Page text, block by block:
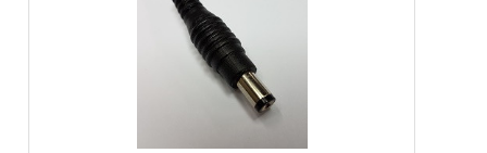
SISTEMAS SOLARES
Os fios são responsáveis por conduzir a
eletricidade gerada pelos painéis solares para o
inversor e, por fim, para a rede ou bateria. Um fio
de má qualidade ou inadequadamente